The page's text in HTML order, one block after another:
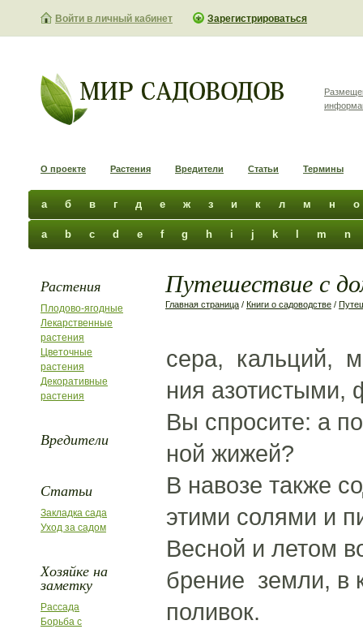
Войти в личный кабинет Зарегистрироваться
О проекте Растения Вредители Статьи Термины
а б в г д е ж з и к л м н о
a b c d e f g h i j k m n
Растения
Плодово-ягодные
Лекарственные
растения
Цветочные
растения
Декоративные
растения
Вредители
Статьи
Закладка сада
Уход за садом
Хозяйке на
заметку
Рассада
Борьба с
Путешествие с
Главная страница / Книги о садоводстве /
сера, кальций,
ния
Вы спросите: а
ной жижей?
В навозе также
этими солями и
Весной и летом
брение земли, в
поливок.